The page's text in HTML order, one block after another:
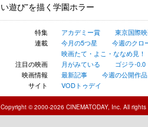
い遊び”を描く学園ホラー
特集 アカデミー賞 東京国際
連載
今月の5つ星 今週のクロ
映画たて・よこ・ななめ見！
注目の映画
月がみている ゴジラ-0.0
映画情報
最新記事 今週の公開作品
サイト
VODトゥデイ
Copyright © 2000-2026 CINEMATODAY, Inc. All rights